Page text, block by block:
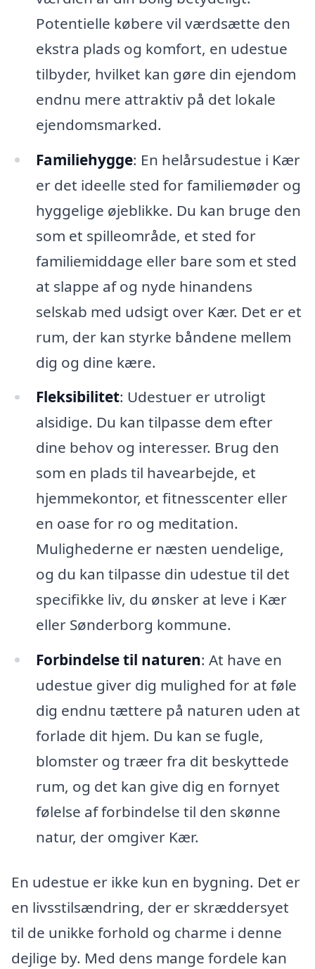
Potentielle købere vil værdsætte den
ekstra plads og komfort, en udestue
tilbyder, hvilket kan gøre din ejendom
endnu mere attraktiv på det lokale
ejendomsmarked.
Familiehygge: En helårsudestue i Kær
er det ideelle sted for familiemøder og
hyggelige øjeblikke. Du kan bruge den
som et spilleområde, et sted for
familiemiddage eller bare som et sted
at slappe af og nyde hinandens
selskab med udsigt over Kær. Det er et
rum, der kan styrke båndene mellem
dig og dine kære.
Fleksibilitet: Udestuer er utroligt
alsidige. Du kan tilpasse dem efter
dine behov og interesser. Brug den
som en plads til havearbejde, et
hjemmekontor, et fitnesscenter eller
en oase for ro og meditation.
Mulighederne er næsten uendelige,
og du kan tilpasse din udestue til det
specifikke liv, du ønsker at leve i Kær
eller Sønderborg kommune.
Forbindelse til naturen: At have en
udestue giver dig mulighed for at føle
dig endnu tættere på naturen uden at
forlade dit hjem. Du kan se fugle,
blomster og træer fra dit beskyttede
rum, og det kan give dig en fornyet
følelse af forbindelse til den skønne
natur, der omgiver Kær.
En udestue er ikke kun en bygning. Det er
en livsstilsændring, der er skræddersyet
til de unikke forhold og charme i denne
dejlige by. Med dens mange fordele kan